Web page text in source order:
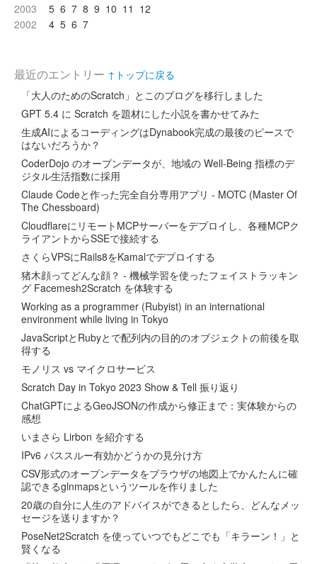
2003
5 6 7 8 9 10 11 12
2002
4 5 6 7
最近のエントリー ↑トップに戻る
「大人のためのScratch」とこのブログを移行しました
GPT 5.4 に Scratch を題材にした小説を書かせてみた
生成AIによるコーディングはDynabook完成の最後のピースで
はないだろうか？
CoderDojo のオープンデータが、地域の Well-Being 指標のデ
ジタル生活指数に採用
Claude Codeと作った完全自分専用アプリ - MOTC (Master Of
The Chessboard)
CloudflareにリモートMCPサーバーをデプロイし、各種MCPク
ライアントからSSEで接続する
さくらVPSにRails8をKamalでデプロイする
猪木顔ってどんな顔？ - 機械学習を使ったフェイストラッキン
グ Facemesh2Scratch を体験する
Working as a programmer (Rubyist) in an international
environment while living in Tokyo
JavaScriptとRubyとで配列内の目的のオブジェクトの前後を取
得する
モノリス vs マイクロサービス
Scratch Day in Tokyo 2023 Show & Tell 振り返り
ChatGPTによるGeoJSONの作成から修正まで：実体験からの
感想
いまさら Lirbon を紹介する
IPv6 パススルー有効かどうかの見分け方
CSV形式のオープンデータをブラウザの地図上でかんたんに確
認できるglnmapsというツールを作りました
20歳の自分に人生のアドバイスができるとしたら、どんなメッ
セージを送りますか？
PoseNet2Scratch を使っていつでもどこでも「キラーン！」と
賢くなる